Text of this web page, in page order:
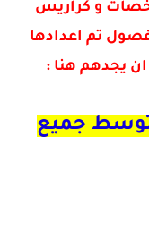
و كراريس
تم اعدادها
يجدهم هنا :
جميع